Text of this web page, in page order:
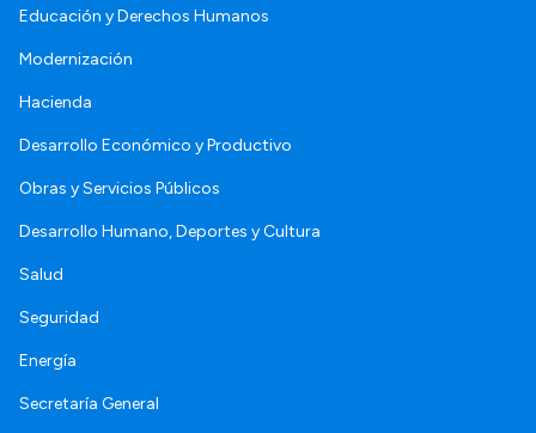
Educación y Derechos Humanos
Modernización
Hacienda
Desarrollo Económico y Productivo
Obras y Servicios Públicos
Desarrollo Humano, Deportes y Cultura
Salud
Seguridad
Energía
Secretaría General